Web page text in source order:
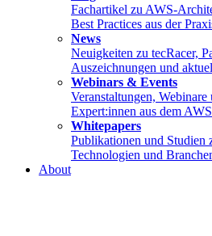
Fachartikel zu AWS-
Best Practices aus der
News
Neuigkeiten zu tecRacer,
Auszeichnungen und
Webinars & Events
Veranstaltungen,
Expert:innen aus dem
Whitepapers
Publikationen und Studien
Technologien und
About